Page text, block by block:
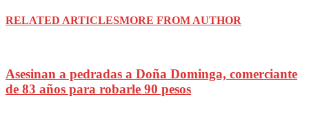
RELATED ARTICLESMORE FROM AUTHOR
Asesinan a pedradas a Doña Dominga, comerciante
de 83 años para robarle 90 pesos